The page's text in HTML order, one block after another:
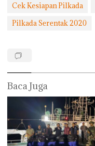
Cek Kesiapan Pilkada
Pilkada Serentak 2020
Baca Juga